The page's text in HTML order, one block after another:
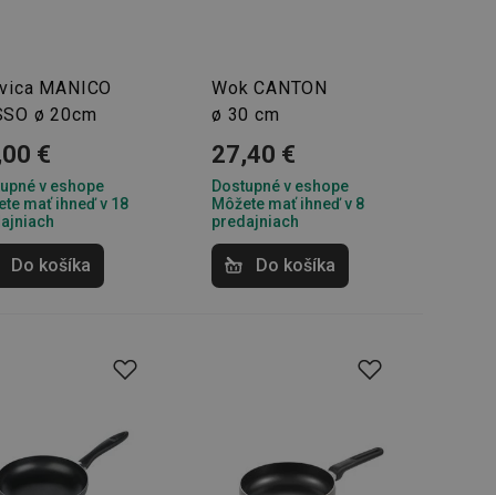
MANICO
ø 20cm
€
v eshope
mať ihneď v 18
Do košíka
Wok CANTON
ø 30 cm
27,40 €
Dostupné v eshope
Môžete mať ihneď v 8
predajniach
Do košíka
zařízení,
a ke zlepšení
je přiřadí
a efektivnější
webových
z webovej
prehľadávača.